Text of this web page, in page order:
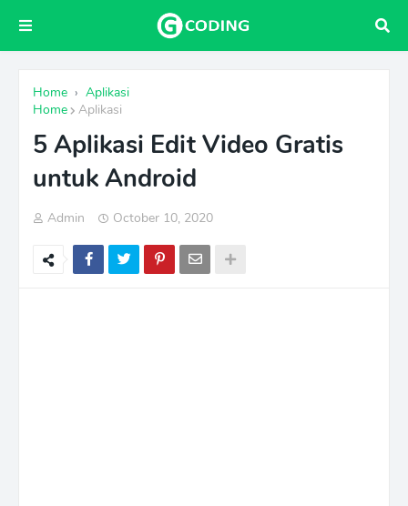
Home › Aplikasi
Home
Aplikasi
5 Aplikasi Edit Video Gratis
untuk Android
Admin October 10, 2020